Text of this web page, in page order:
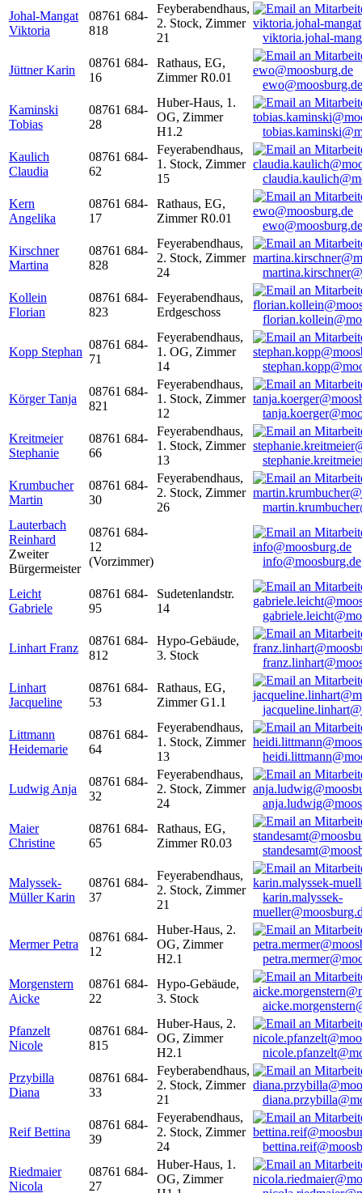
Johal-Mangat
Viktoria
08761 684-
818
Feyberabendhaus,
2. Stock, Zimmer
21
viktoria.johal-
Jüttner Karin
08761 684-
16
Rathaus, EG,
Zimmer R0.01
ewo@moosburg.de
Kaminski
Tobias
08761 684-
28
Huber-Haus, 1.
OG, Zimmer
H1.2
Kaulich
Claudia
08761 684-
62
Feyerabendhaus,
1. Stock, Zimmer
15
Kern
Angelika
08761 684-
17
Rathaus, EG,
Zimmer R0.01
ewo@moosburg.de
Kirschner
Martina
08761 684-
828
Feyerabendhaus,
2. Stock, Zimmer
24
Kollein
Florian
08761 684-
823
Feyerabendhaus,
Erdgeschoss
Kopp Stephan
08761 684-
71
Feyerabendhaus,
1. OG, Zimmer
14
Körger Tanja
08761 684-
821
Feyerabendhaus,
1. Stock, Zimmer
12
Kreitmeier
Stephanie
08761 684-
66
Feyerabendhaus,
1. Stock, Zimmer
13
Krumbucher
Martin
08761 684-
30
Feyerabendhaus,
2. Stock, Zimmer
26
Lauterbach
Reinhard
Zweiter
Bürgermeister
08761 684-
12
(Vorzimmer)
info@moosburg.de
Leicht
Gabriele
08761 684-
95
Sudetenlandstr.
14
Linhart Franz
08761 684-
812
Hypo-Gebäude,
3. Stock
Linhart
Jacqueline
08761 684-
53
Rathaus, EG,
Zimmer G1.1
Littmann
Heidemarie
08761 684-
64
Feyerabendhaus,
1. Stock, Zimmer
13
Ludwig Anja
08761 684-
32
Feyerabendhaus,
2. Stock, Zimmer
24
Maier
Christine
08761 684-
65
Rathaus, EG,
Zimmer R0.03
Malyssek-
Müller Karin
08761 684-
37
Feyerabendhaus,
2. Stock, Zimmer
21
karin.malyssek-
Mermer Petra
08761 684-
12
Huber-Haus, 2.
OG, Zimmer
H2.1
Morgenstern
Aicke
08761 684-
22
Hypo-Gebäude,
3. Stock
Pfanzelt
Nicole
08761 684-
815
Huber-Haus, 2.
OG, Zimmer
H2.1
Przybilla
Diana
08761 684-
33
Feyberabendhaus,
2. Stock, Zimmer
21
Reif Bettina
08761 684-
39
Feyerabendhaus,
2. Stock, Zimmer
24
Riedmaier
Nicola
08761 684-
27
Huber-Haus, 1.
OG, Zimmer